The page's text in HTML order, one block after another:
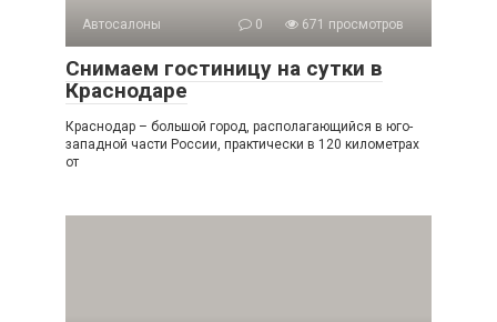
Автосалоны 0 671 просмотров
Снимаем гостиницу на сутки в
Краснодаре
Краснодар – большой город, располагающийся в юго-
западной части России, практически в 120 километрах
от